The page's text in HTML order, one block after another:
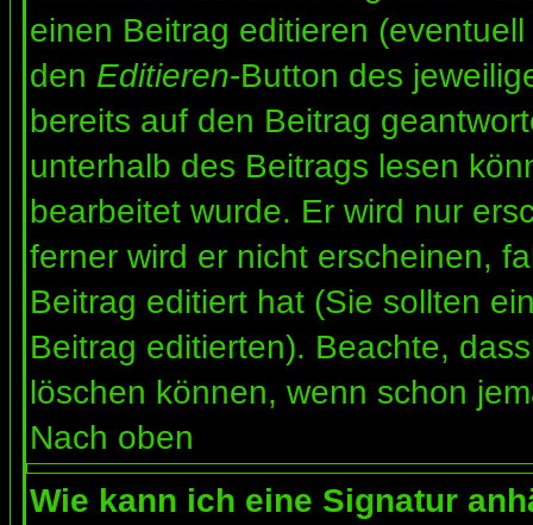
einen Beitrag editieren
den Editieren-Button des
bereits auf den Beitrag
unterhalb des Beitrags lesen
bearbeitet wurde. Er wird nur
ferner wird er nicht erscheinen,
Beitrag editiert hat (Sie sollten
Beitrag editierten). Beachte,
löschen können, wenn schon
Nach oben
Wie kann ich eine Signatur